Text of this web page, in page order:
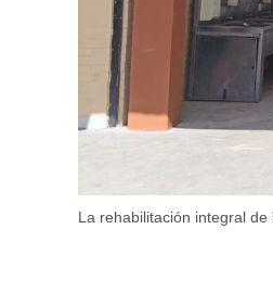
La rehabilitación integral